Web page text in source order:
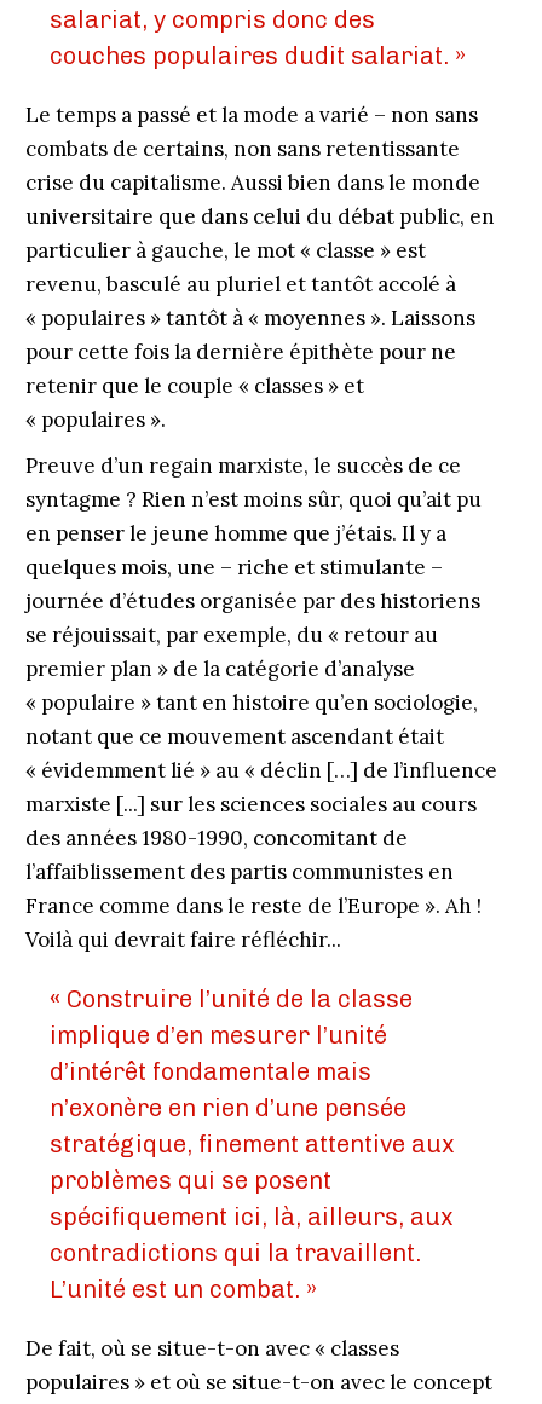
salariat, y compris donc des
couches populaires dudit salariat. »
Le temps a passé et la mode a varié – non sans
combats de certains, non sans retentissante
crise du capitalisme. Aussi bien dans le monde
universitaire que dans celui du débat public, en
particulier à gauche, le mot « classe » est
revenu, basculé au pluriel et tantôt accolé à
« populaires » tantôt à « moyennes ». Laissons
pour cette fois la dernière épithète pour ne
retenir que le couple « classes » et
« populaires ».
Preuve d’un regain marxiste, le succès de ce
syntagme ? Rien n’est moins sûr, quoi qu’ait pu
en penser le jeune homme que j’étais. Il y a
quelques mois, une – riche et stimulante –
journée d’études organisée par des historiens
se réjouissait, par exemple, du « retour au
premier plan » de la catégorie d’analyse
« populaire » tant en histoire qu’en sociologie,
notant que ce mouvement ascendant était
« évidemment lié » au « déclin […] de l’influence
marxiste [...] sur les sciences sociales au cours
des années 1980-1990, concomitant de
l’affaiblissement des partis communistes en
France comme dans le reste de l’Europe ». Ah !
Voilà qui devrait faire réfléchir...
« Construire l’unité de la classe
implique d’en mesurer l’unité
d’intérêt fondamentale mais
n’exonère en rien d’une pensée
stratégique, finement attentive aux
problèmes qui se posent
spécifiquement ici, là, ailleurs, aux
contradictions qui la travaillent.
L’unité est un combat. »
De fait, où se situe-t-on avec « classes
populaires » et où se situe-t-on avec le concept